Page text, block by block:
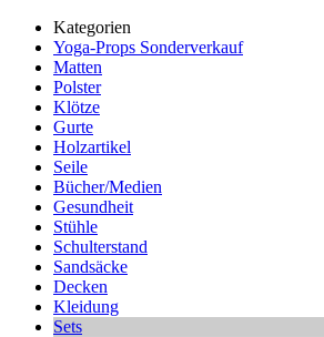
Kategorien
Yoga-Props Sonderverkauf
Matten
Polster
Klötze
Gurte
Holzartikel
Seile
Bücher/Medien
Gesundheit
Stühle
Schulterstand
Sandsäcke
Decken
Kleidung
Sets